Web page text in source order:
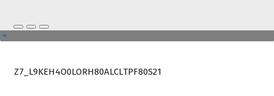
Z7_L9KEH4O0LORH80ALCLTPF80S21